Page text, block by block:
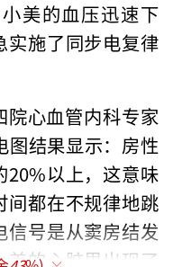
美的血压迅速下
实施了同步电复律
院心血管内科专家
图结果显示：房性
20%以上，这意味
间都在不规律地跳
信号是从窦房结发
美的心脏里出现了